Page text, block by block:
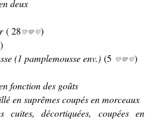
deux
( 28 💚💙💜)
)
(1 pamplemousse env.) (5 💚💙💜)
fonction des goûts
en suprêmes coupés en morceaux
décortiquées, coupées en